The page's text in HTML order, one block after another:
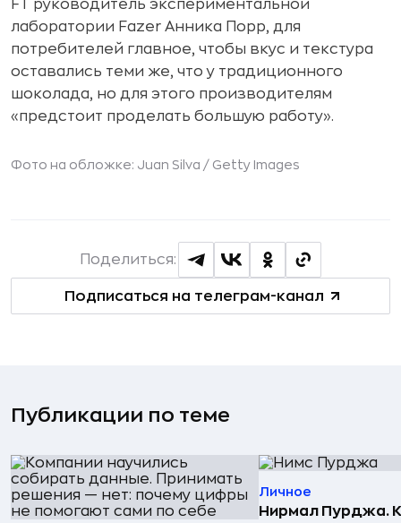
FT руководитель экспериментальной
лаборатории Fazer Анника Порр, для
потребителей главное, чтобы вкус и текстура
оставались теми же, что у традиционного
шоколада, но для этого производителям
«предстоит проделать большую работу».
Фото на обложке: Juan Silva / Getty Images
Подписаться на телеграм-канал
Поделиться:
Публикации по теме
Личное
Нирмал Пурджа.